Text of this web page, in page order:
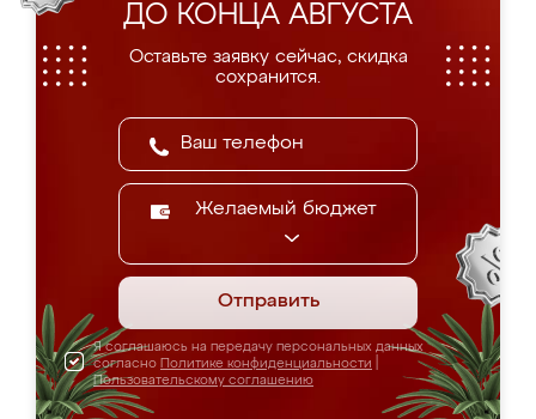
ДО КОНЦА АВГУСТА
Оставьте заявку сейчас, скидка
сохранится.
Желаемый бюджет
Отправить
Я соглашаюсь на передачу персональных данных
согласно Политике конфиденциальности
Пользовательскому соглашению